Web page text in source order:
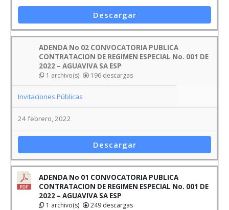
Descargar
ADENDA No 02 CONVOCATORIA PUBLICA
CONTRATACION DE REGIMEN ESPECIAL No. 001 DE
2022 – AGUAVIVA SA ESP
1 archivo(s) 196 descargas
Invitaciones Públicas
24 febrero, 2022
Descargar
ADENDA No 01 CONVOCATORIA PUBLICA
CONTRATACION DE REGIMEN ESPECIAL No. 001 DE
2022 – AGUAVIVA SA ESP
1 archivo(s) 249 descargas